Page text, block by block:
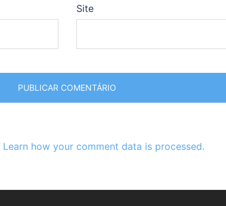
Site
Learn how your comment data is processed.